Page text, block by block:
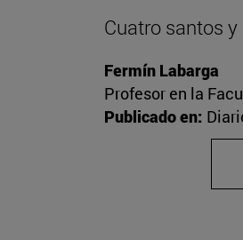
Cuatro santos
Fermín Labarga
Profesor en la
Publicado en: